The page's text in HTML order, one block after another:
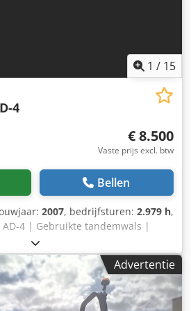
1 / 15
4
€ 8.500
Vaste prijs excl. btw
Bellen
2007, bedrijfsturen: 2.979 h,
AD-4 | Gebruikte tandemwals |
Frankrijk 🚛 Levering mogelijk
– Gebruik onze transportcalculator
berekenen! 💰 Nu kopen voor EUR
bij levering mogelijk tegen
voorbehoud van goedkeuring)*
Advertentie